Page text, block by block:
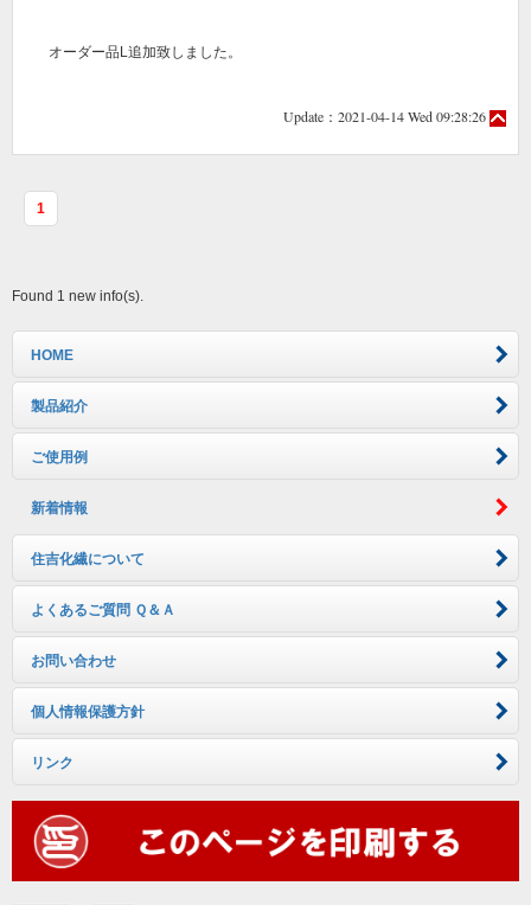
オーダー品L追加致しました。
Update：2021-04-14 Wed 09:28:26
1
Found 1 new info(s).
HOME
製品紹介
ご使用例
新着情報
住吉化繊について
よくあるご質問 Ｑ＆Ａ
お問い合わせ
個人情報保護方針
リンク